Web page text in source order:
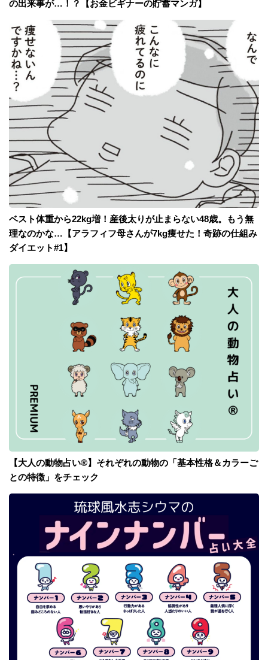
の出来事が…！？【お金ビギナーの貯蓄マンガ】
ベスト体重から22kg増！産後太りが止まらない48歳。もう無
理なのかな…【アラフィフ母さんが7kg痩せた！奇跡の仕組み
ダイエット#1】
【大人の動物占い®】それぞれの動物の「基本性格＆カラーご
との特徴」をチェック